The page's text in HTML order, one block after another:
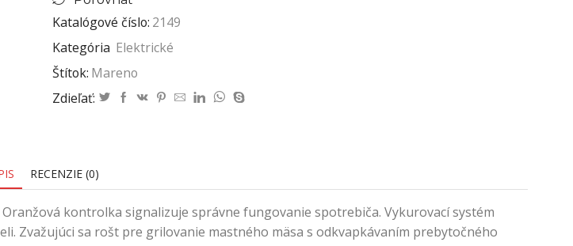
Katalógové číslo: 2149
Kategória Elektrické
Štítok: Mareno
Zdieľať:
RECENZIE (0)
kontrolka signalizuje správne fungovanie spotrebiča. Vykurovací systém
Zvažujúci sa rošt pre grilovanie mastného mäsa s odkvapkávaním prebytočného